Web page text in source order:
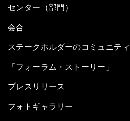
センター（部門）
会合
ステークホルダーのコミュニティ
「フォーラム・ストーリー」
プレスリリース
フォトギャラリー